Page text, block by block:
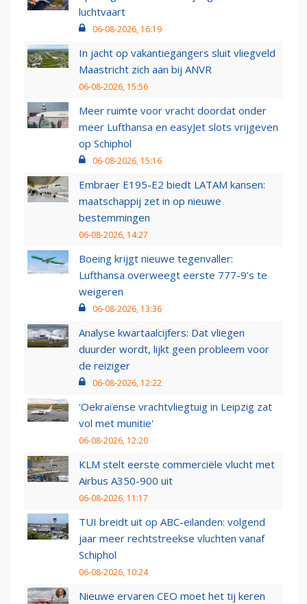
luchtvaart
06-08-2026, 16:19
In jacht op vakantiegangers sluit vliegveld
Maastricht zich aan bij ANVR
06-08-2026, 15:56
Meer ruimte voor vracht doordat onder
meer Lufthansa en easyJet slots vrijgeven
op Schiphol
06-08-2026, 15:16
Embraer E195-E2 biedt LATAM kansen:
maatschappij zet in op nieuwe
bestemmingen
06-08-2026, 14:27
Boeing krijgt nieuwe tegenvaller:
Lufthansa overweegt eerste 777-9’s te
weigeren
06-08-2026, 13:36
Analyse kwartaalcijfers: Dat vliegen
duurder wordt, lijkt geen probleem voor
de reiziger
06-08-2026, 12:22
'Oekraïense vrachtvliegtuig in Leipzig zat
vol met munitie'
06-08-2026, 12:20
KLM stelt eerste commerciële vlucht met
Airbus A350-900 uit
06-08-2026, 11:17
TUI breidt uit op ABC-eilanden: volgend
jaar meer rechtstreekse vluchten vanaf
Schiphol
06-08-2026, 10:24
Nieuwe ervaren CEO moet het tij keren